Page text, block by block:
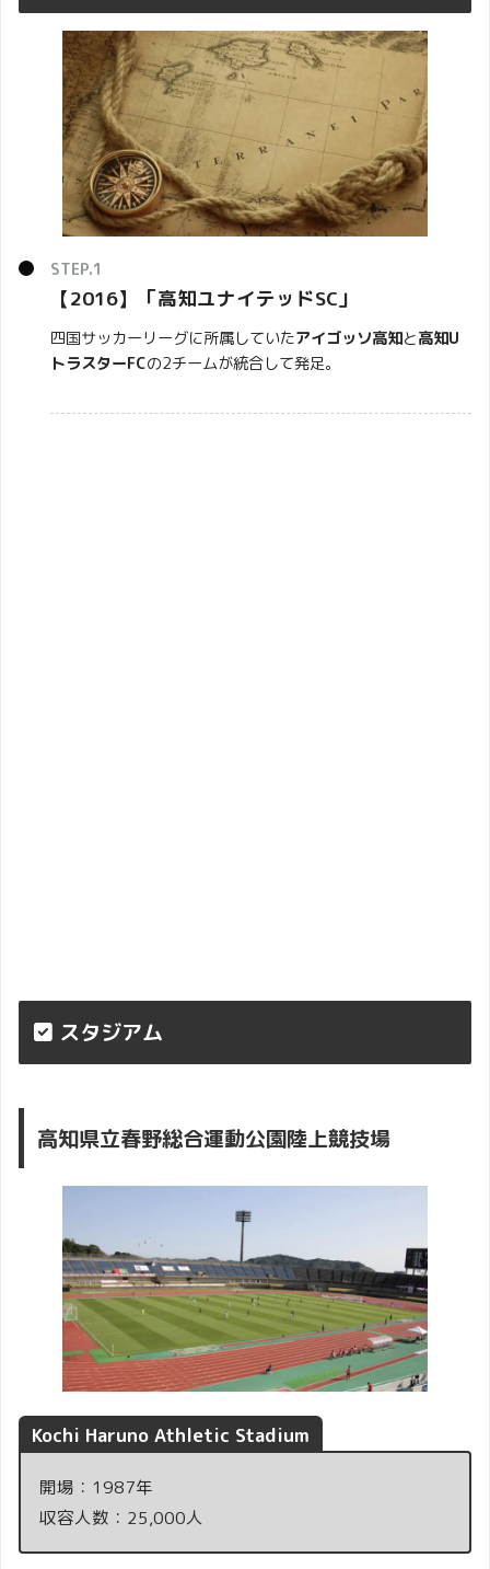
【2016】「高知ユナイテッドSC」
四国サッカーリーグに所属していたアイゴッソ高知と高知U
トラスターFCの2チームが統合して発足。
スタジアム
高知県立春野総合運動公園陸上競技場
Kochi Haruno Athletic Stadium
開場：1987年
収容人数：25,000人